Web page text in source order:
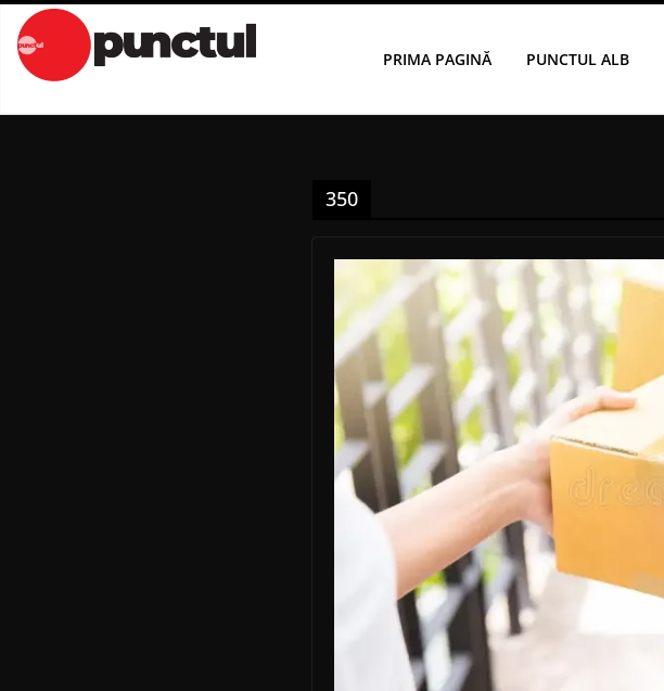
Sari
conținut
PRIMA PAGINĂ PUNCTUL ALB
350